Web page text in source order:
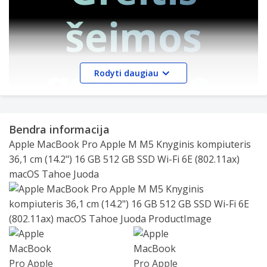
šeimos
genuose.
Dabar su „M5“, „M5 Pro“
ir „M5 Max“.
Rodyti daugiau
Bendra informacija
Apple MacBook Pro Apple M M5 Knyginis kompiuteris
36,1 cm (14.2") 16 GB 512 GB SSD Wi-Fi 6E (802.11ax)
macOS Tahoe Juoda
Slide 1 of 2